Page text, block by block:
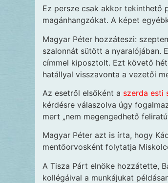
Ez persze csak akkor tekinthető
magánhangzókat. A képet
Magyar Péter hozzáteszi:
szalonnát sütött a nyaralójában.
címmel kiposztolt. Ezt követő
hatállyal visszavonta a vezetői
Az esetről elsőként a szerda esti
kérdésre válaszolva úgy
mert „nem megengedhető
Magyar Péter azt is írta, hogy
mentőorvosként folytatja
A Tisza Párt elnöke hozzátette,
kollégáival a munkájukat